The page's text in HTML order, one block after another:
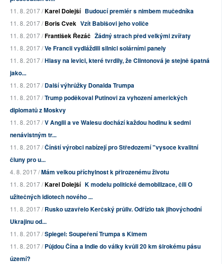
11. 8. 2017 /Karel Dolejší Budoucí premiér s nimbem mučedníka
11. 8. 2017 /Boris Cvek Vzít Babišovi jeho voliče
11. 8. 2017 /František Řezáč Žádný strach před velkými zvířaty
11. 8. 2017 /Ve Francii vydláždili silnici solárními panely
11. 8. 2017 /Hlasy na levici, které tvrdily, že Clintonová je stejně špatná
jako...
11. 8. 2017 /Další výhrůžky Donalda Trumpa
11. 8. 2017 /Trump poděkoval Putinovi za vyhození amerických
diplomatů z Moskvy
11. 8. 2017 /V Anglii a ve Walesu dochází každou hodinu k sedmi
nenávistným tr...
11. 8. 2017 /Čínští výrobci nabízejí pro Středozemí "vysoce kvalitní
čluny pro u...
4. 8. 2017 /Mám velkou příchylnost k přirozenému životu
11. 8. 2017 /Karel Dolejší K modelu politické demobilizace, čili O
užitečných idiotech nového ...
11. 8. 2017 /Rusko uzavřelo Kerčský průliv. Odřízlo tak jihovýchodní
Ukrajinu od...
11. 8. 2017 /Spiegel: Soupeření Trumpa s Kimem
11. 8. 2017 /Půjdou Čína a Indie do války kvůli 20 km širokému pásu
území?